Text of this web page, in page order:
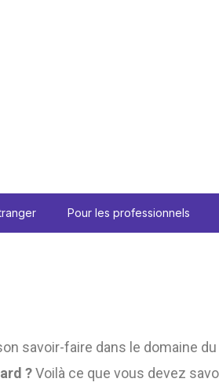
Pour les professionnels
savoir-faire dans le domaine
?Voilà ce que vous devez